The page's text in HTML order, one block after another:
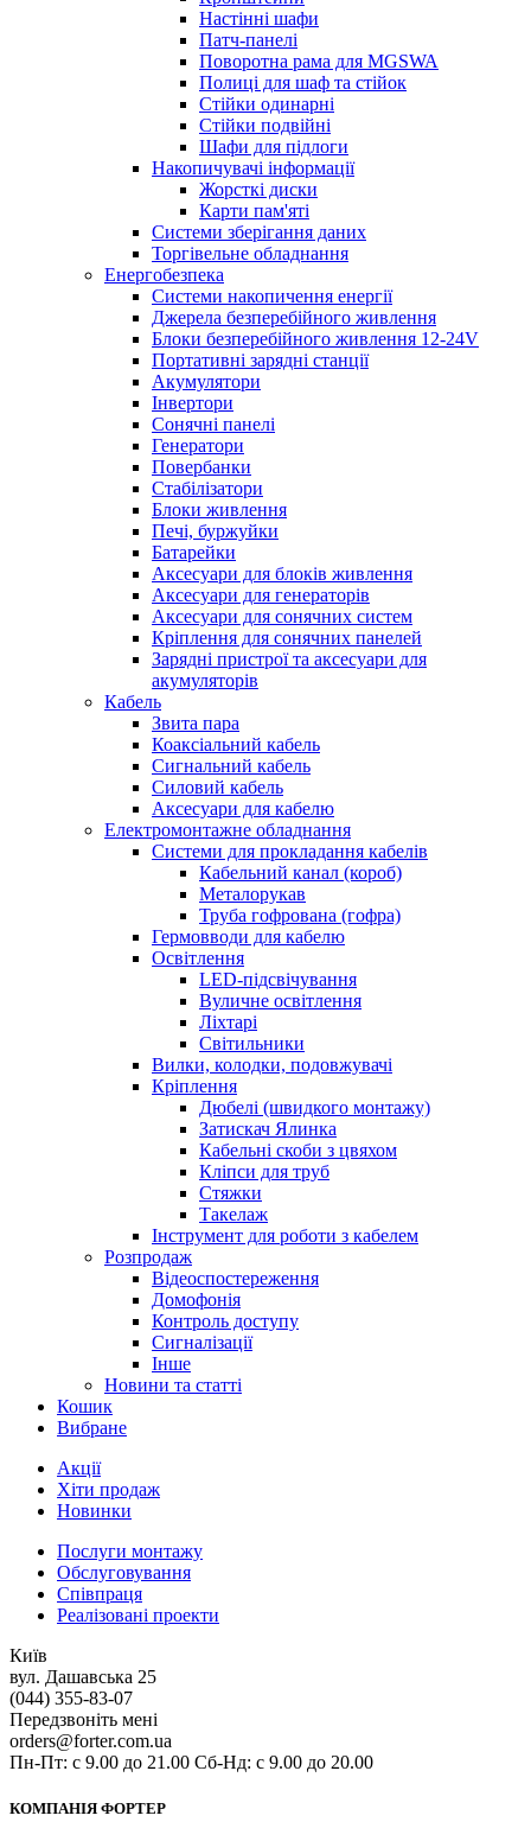
Настінні шафи
Патч-панелі
Поворотна рама для MGSWA
Полиці для шаф та стійок
Стійки одинарні
Стійки подвійні
Шафи для підлоги
Накопичувачі інформації
Жорсткі диски
Карти пам'яті
Системи зберігання даних
Торгівельне обладнання
Енергобезпека
Системи накопичення енергії
Джерела безперебійного живлення
Блоки безперебійного живлення 12-24V
Портативні зарядні станції
Акумулятори
Інвертори
Сонячні панелі
Генератори
Повербанки
Стабілізатори
Блоки живлення
Печі, буржуйки
Батарейки
Аксесуари для блоків живлення
Аксесуари для генераторів
Аксесуари для сонячних систем
Кріплення для сонячних панелей
Зарядні пристрої та аксесуари для
акумуляторів
Кабель
Звита пара
Коаксіальний кабель
Сигнальний кабель
Силовий кабель
Аксесуари для кабелю
Електромонтажне обладнання
Системи для прокладання кабелів
Кабельний канал (короб)
Металорукав
Труба гофрована (гофра)
Гермовводи для кабелю
Освітлення
LED-підсвічування
Вуличне освітлення
Ліхтарі
Світильники
Вилки, колодки, подовжувачі
Кріплення
Дюбелі (швидкого монтажу)
Затискач Ялинка
Кабельні скоби з цвяхом
Кліпси для труб
Стяжки
Такелаж
Інструмент для роботи з кабелем
Розпродаж
Відеоспостереження
Домофонія
Контроль доступу
Сигналізації
Інше
Новини та статті
Кошик
Вибране
Акції
Хіти продаж
Новинки
Послуги монтажу
Обслуговування
Співпраця
Реалізовані проекти
Київ
вул. Дашавська 25
(044) 355-83-07
Передзвоніть мені
orders@forter.com.ua
Пн-Пт: с 9.00 до 21.00 Сб-Нд: с 9.00 до 20.00
КОМПАНІЯ ФОРТЕР